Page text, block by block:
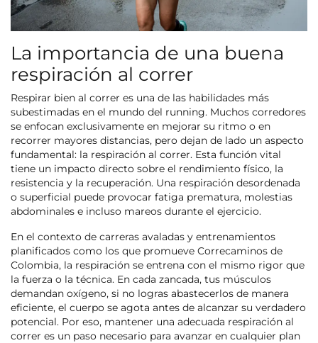
La importancia de una buena
respiración al correr
Respirar bien al correr es una de las habilidades más
subestimadas en el mundo del running. Muchos corredores
se enfocan exclusivamente en mejorar su ritmo o en
recorrer mayores distancias, pero dejan de lado un aspecto
fundamental: la respiración al correr. Esta función vital
tiene un impacto directo sobre el rendimiento físico, la
resistencia y la recuperación. Una respiración desordenada
o superficial puede provocar fatiga prematura, molestias
abdominales e incluso mareos durante el ejercicio.
En el contexto de carreras avaladas y entrenamientos
planificados como los que promueve Correcaminos de
Colombia, la respiración se entrena con el mismo rigor que
la fuerza o la técnica. En cada zancada, tus músculos
demandan oxígeno, si no logras abastecerlos de manera
eficiente, el cuerpo se agota antes de alcanzar su verdadero
potencial. Por eso, mantener una adecuada respiración al
correr es un paso necesario para avanzar en cualquier plan